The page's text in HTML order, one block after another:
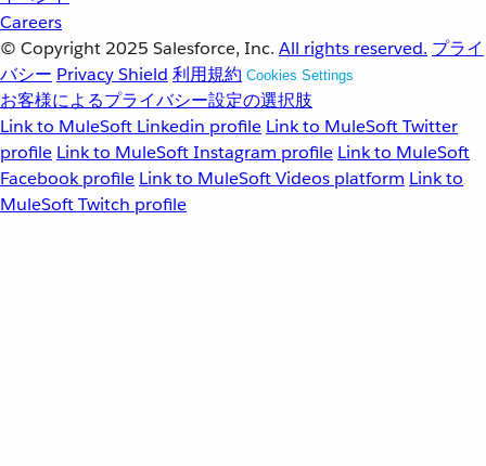
Careers
© Copyright 2025 Salesforce, Inc. All rights reserved. プライ
バシー Privacy Shield 利用規約 Cookies Settings
お客様によるプライバシー設定の選択肢
Link to MuleSoft Linkedin profile Link to MuleSoft Twitter
profile Link to MuleSoft Instagram profile Link to MuleSoft
Facebook profile Link to MuleSoft Videos platform Link to
MuleSoft Twitch profile